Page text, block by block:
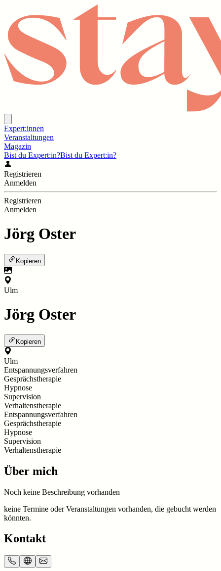
Expert:innen
Veranstaltungen
Magazin
Bist du Expert:in?Bist du Expert:in?
Registrieren
Anmelden
Registrieren
Anmelden
Jörg Oster
Kopieren
Ulm
Jörg Oster
Kopieren
Ulm
Entspannungsverfahren
Gesprächstherapie
Hypnose
Supervision
Verhaltenstherapie
Entspannungsverfahren
Gesprächstherapie
Hypnose
Supervision
Verhaltenstherapie
Über mich
Noch keine Beschreibung vorhanden
keine Termine oder Veranstaltungen vorhanden, die gebucht werden
könnten.
Kontakt